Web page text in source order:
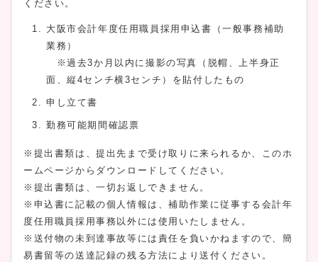
ください。
大阪市会計年度任用職員採用申込書（一般事務補助
業務）
※過去3か月以内に撮影の写真（脱帽、上半身正
面、縦4センチ横3センチ）を貼付したもの
申し立て書
勤務可能期間確認票
※提出書類は、提出先まで受け取りに来られるか、このホ
ームページからダウンロードしてください。
※提出書類は、一切お返しできません。
※申込書に記載の個人情報は、補助作業に従事する会計年
度任用職員採用事務以外には使用いたしません。
※送付物の未到達事故等には責任を負いかねますので、簡
易書留等の送達記録の残る方法により送付ください。